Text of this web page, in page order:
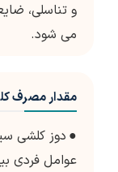
و تناسلی،
می شود.
مقدار مصرف
● دوز کلشی
عوامل فردی